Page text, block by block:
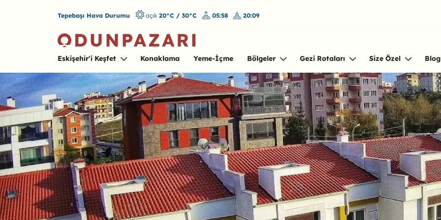
Tepebaşı Hava Durumu açık 20°C / 30°C 05:58 20:09
Eskişehir'i Keşfet Konaklama Yeme-İçme Bölgeler Gezi Rotaları Size Özel Blog